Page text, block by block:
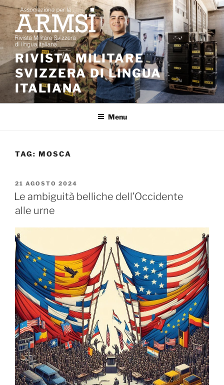
Salta
al
contenuto
RIVISTA MILITARE
SVIZZERA DI LINGUA
ITALIANA
Menu
TAG: MOSCA
PUBBLICATO
IL
21 AGOSTO 2024
Le ambiguità belliche dell’Occidente
alle urne